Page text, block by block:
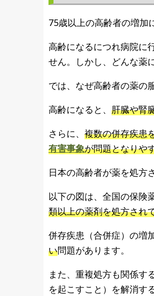
75歳以上の高齢者の増加
高齢になるにつれ病院に
せん。しかし、どんな薬
では、なぜ高齢者の薬の
高齢になると、 肝臓や腎
さらに、 複数の併存疾患
有害事象が問題となりや
日本の高齢者が薬を処方
以下の図は、全国の保険
類以上の薬剤を処方され
併存疾患（合併症）の増
い問題があります。
また、重複処方も関係す
を起こすこと）を解消す